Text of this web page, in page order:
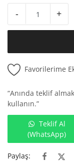
- +
Favorilerime
“Anında teklif
kullanın.”
Teklif Al
(WhatsApp)
Paylaş: